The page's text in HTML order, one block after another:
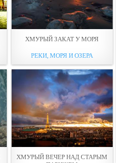
ХМУРЫЙ ЗАКАТ У МОРЯ
РЕКИ, МОРЯ И ОЗЕРА
ХМУРЫЙ ВЕЧЕР НАД СТАРЫМ